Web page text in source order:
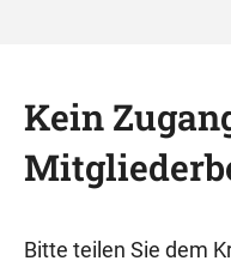
Kein
Bitte teilen Sie dem